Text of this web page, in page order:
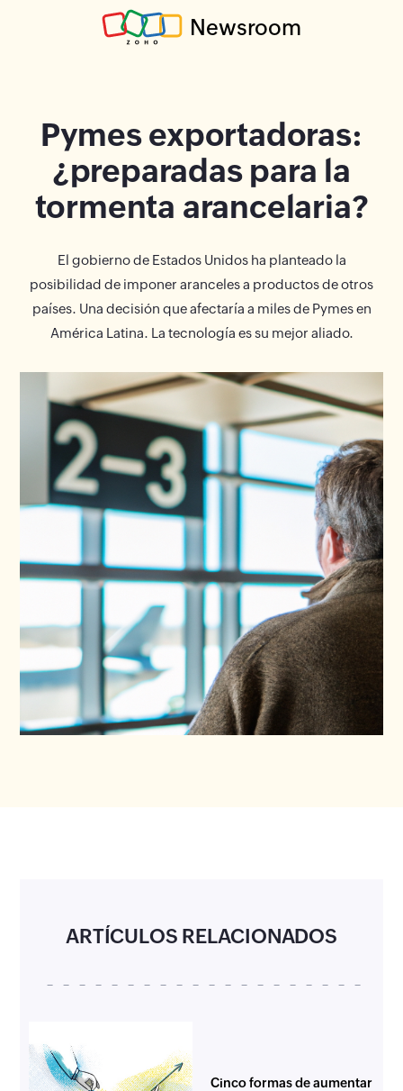
Newsroom
Pymes exportadoras:
¿preparadas para la
tormenta arancelaria?
El gobierno de Estados Unidos ha planteado la
posibilidad de imponer aranceles a productos de otros
países. Una decisión que afectaría a miles de Pymes en
América Latina. La tecnología es su mejor aliado.
ARTÍCULOS RELACIONADOS
Cinco formas de aumentar